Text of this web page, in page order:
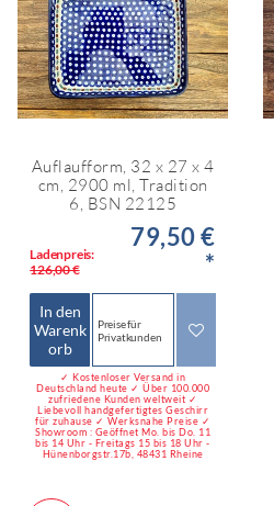
Auflaufform, 32 x 27 x 4
cm, 2900 ml, Tradition
6, BSN 22125
Ladenpreis:
126,00 €
79,50 €
*
In den
Warenk
orb
Preise für
Privatkunden
✓ Kostenloser Versand in
Deutschland heute ✓ Über 100.000
zufriedene Kunden weltweit ✓
Liebevoll handgefertigtes Geschirr
für zuhause ✓ Werksnahe Preise ✓
Showroom : Geöffnet Mo. bis Do. 11
bis 14 Uhr - Freitags 15 bis 18 Uhr -
Hünenborgstr.17b, 48431 Rheine